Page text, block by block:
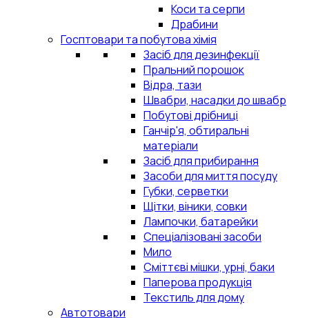
Коси та серпи
Драбини
Госптовари та побутова хімія
Засіб для дезинфекції
Пральний порошок
Відра, тази
Швабри, насадки до швабр
Побутові дрібниці
Ганчір'я, обтиральні
матеріали
Засіб для прибирання
Засоби для миття посуду
Губки, серветки
Щітки, віники, совки
Лампочки, батарейки
Спеціалізовані засоби
Мило
Сміттєві мішки, урні, баки
Паперова продукція
Текстиль для дому
Автотовари